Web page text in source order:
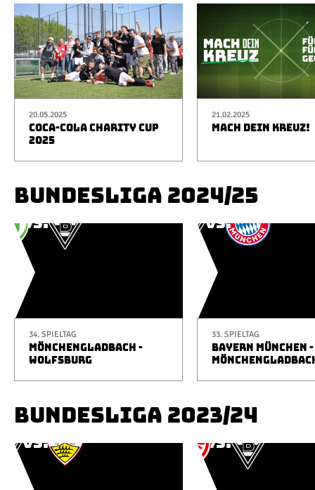
20.05.2025
COCA-COLA CHARITY CUP
2025
21.02.2025
MACH DEIN KREUZ!
BUNDESLIGA 2024/25
34. SPIELTAG
MÖNCHENGLADBACH -
WOLFSBURG
33. SPIELTAG
BAYERN MÜNCHEN -
BUNDESLIGA 2023/24